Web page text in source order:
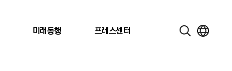
미래동행 프레스센터